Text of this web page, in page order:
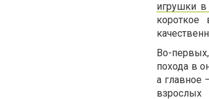
игрушки в
Во-
похода в
а главное